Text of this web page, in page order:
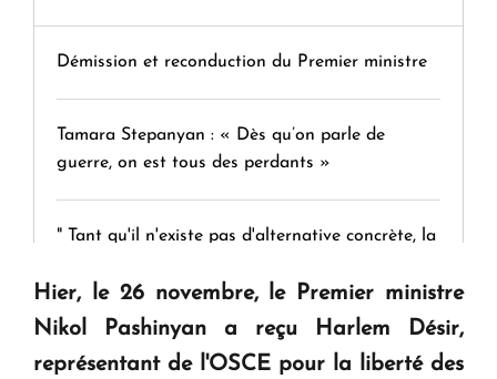
Démission et reconduction du Premier ministre
Tamara Stepanyan : « Dès qu’on parle de
guerre, on est tous des perdants »
" Tant qu'il n'existe pas d'alternative concrète, la
KASA : 30 ans d'audace, de résilience et d'avenir
en Arménie
Hier, le 26 novembre, le Premier ministre
Nikol Pashinyan a reçu Harlem Désir,
représentant de l'OSCE pour la liberté des